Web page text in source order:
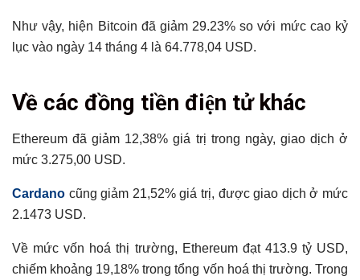
Như vậy, hiện Bitcoin đã giảm 29.23% so với mức cao kỷ
lục vào ngày 14 tháng 4 là 64.778,04 USD.
Về các đồng tiền điện tử khác
Có thể bạn chưa biết
Về các đồng tiền điện tử khác
Ethereum đã giảm 12,38% giá trị trong ngày, giao dịch ở
mức 3.275,00 USD.
Cardano cũng giảm 21,52% giá trị, được giao dịch ở mức
2.1473 USD.
Về mức vốn hoá thị trường, Ethereum đạt 413.9 tỷ USD,
chiếm khoảng 19,18% trong tổng vốn hoá thị trường. Trong